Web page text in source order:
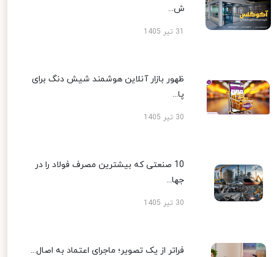
ش...
ظهور بازار آنلاین هوشمند شیش دنگ برای
پا...
30 تیر 1405
10 صنعتی که بیشترین مصرف فولاد را در
جها...
30 تیر 1405
فراتر از یک تصویر؛ ماجرای اعتماد به اصال...